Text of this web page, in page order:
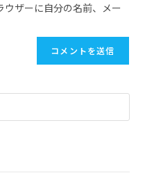
ザーに自分の名前、メー